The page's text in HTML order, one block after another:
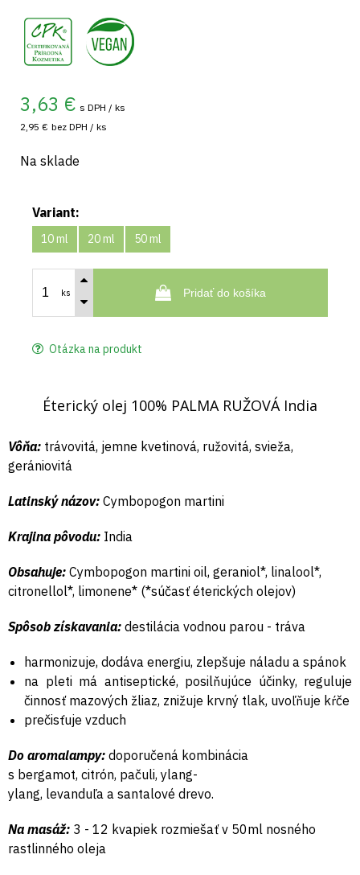
3,63 € s DPH / ks
2,95 € bez DPH / ks
Na sklade
Variant:
10 ml 20 ml 50 ml
ks Pridať do košíka
Otázka na produkt
Éterický olej 100% PALMA RUŽOVÁ India
Vôňa: trávovitá, jemne kvetinová, ružovitá, svieža,
gerániovitá
Latinský názov: Cymbopogon martini
Krajina pôvodu: India
Obsahuje: Cymbopogon martini oil, geraniol*, linalool*,
citronellol*, limonene* (*súčasť éterických olejov)
Spôsob získavania: destilácia vodnou parou - tráva
harmonizuje, dodáva energiu, zlepšuje náladu a spánok
na pleti má antiseptické, posilňujúce účinky, reguluje
činnosť mazových žliaz, znižuje krvný tlak, uvoľňuje kŕče
prečisťuje vzduch
Do aromalampy: doporučená kombinácia
s bergamot, citrón, pačuli, ylang-
ylang, levanduľa a santalové drevo.
Na masáž: 3 - 12 kvapiek rozmiešať v 50ml nosného
rastlinného oleja